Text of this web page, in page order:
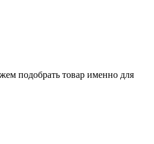
подобрать товар именно для